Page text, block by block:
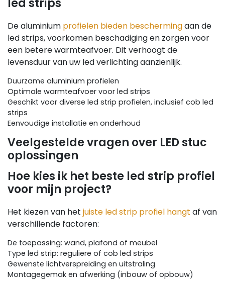
De aluminium profielen bieden beschermingaan de
led strips, voorkomen beschadiging en zorgen voor
een betere warmteafvoer. Dit verhoogt de
levensduur van uw led verlichting aanzienlijk.
Duurzame aluminium profielen
Optimale warmteafvoer voor led strips
Geschikt voor diverse led strip profielen, inclusief cob led
strips
Eenvoudige installatie en onderhoud
Veelgestelde vragen over LED stuc
oplossingen
Hoe kies ik het beste led strip profiel
voor mijn project?
Het kiezen van het juiste led strip profiel hangt af van
verschillende factoren:
De toepassing: wand, plafond of meubel
Type led strip: reguliere of cob led strips
Gewenste lichtverspreiding en uitstraling
Montagegemak en afwerking (inbouw of opbouw)